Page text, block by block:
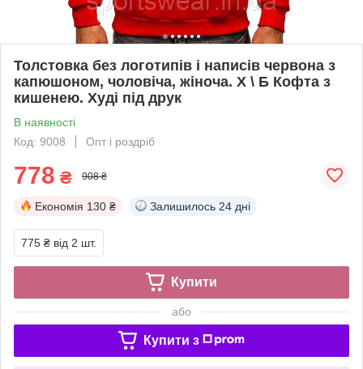
Толстовка без логотипів і написів червона з
капюшоном, чоловіча, жіноча. Х \ Б Кофта з
кишенею. Худі під друк
В наявності
Код: 9008
Опт і роздріб
778 ₴ 908 ₴
Економія 130 ₴ Залишилось 24 дні
775 ₴ від 2 шт.
Купити
або
Купити з